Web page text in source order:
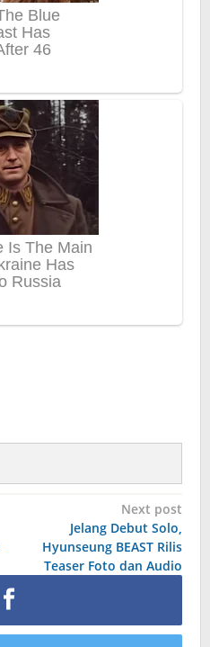
Next post
Jelang Debut Solo,
Hyunseung BEAST Rilis
Teaser Foto dan Audio